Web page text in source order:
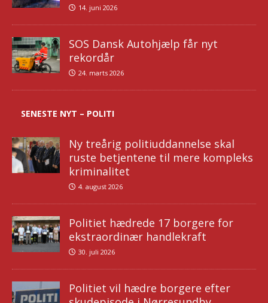
14. juni 2026
SOS Dansk Autohjælp får nyt
rekordår
24. marts 2026
SENESTE NYT – POLITI
Ny treårig politiuddannelse skal
ruste betjentene til mere kompleks
kriminalitet
4. august 2026
Politiet hædrede 17 borgere for
ekstraordinær handlekraft
30. juli 2026
Politiet vil hædre borgere efter